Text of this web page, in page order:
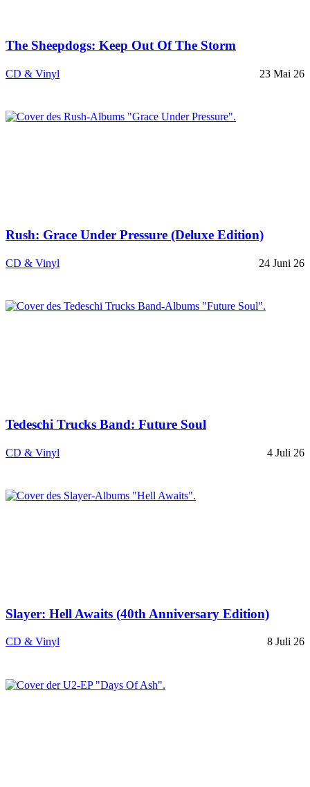
The Sheepdogs: Keep Out Of The Storm
CD & Vinyl 23 Mai 26
Rush: Grace Under Pressure (Deluxe Edition)
CD & Vinyl 24 Juni 26
Tedeschi Trucks Band: Future Soul
CD & Vinyl 4 Juli 26
Slayer: Hell Awaits (40th Anniversary Edition)
CD & Vinyl 8 Juli 26